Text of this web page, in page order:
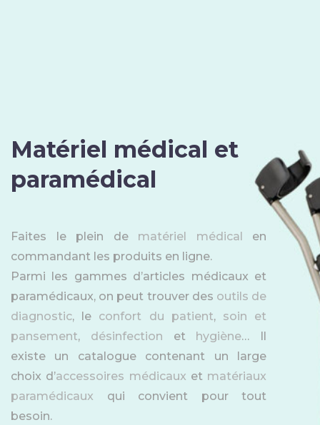
Matériel médical et
paramédical
Faites le plein de matériel médical en
commandant les produits en ligne.
Parmi les gammes d’articles médicaux et
paramédicaux, on peut trouver des outils de
diagnostic, le confort du patient, soin et
pansement, désinfection et hygiène… Il
existe un catalogue contenant un large
choix d’accessoires médicaux et matériaux
paramédicaux qui convient pour tout
besoin.